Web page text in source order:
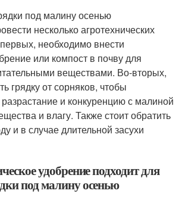
под малину осенью
несколько агротехнических
необходимо внести
или компост в почву для
веществами. Во-вторых,
грядку от сорняков, чтобы
и конкуренцию с малиной
и влагу. Также стоит обратить
и в случае длительной засухи
удобрение подходит для
под малину осенью